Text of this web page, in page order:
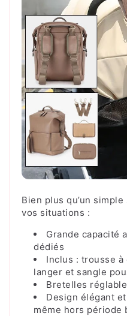
Bien plus qu’un
vos situations :
Grande capacité
dédiés
Inclus : trousse à
langer et sangle
Bretelles
Design élégant
même hors période